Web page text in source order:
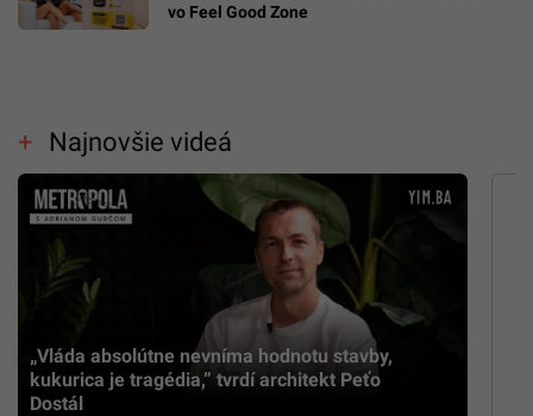
vo Feel Good Zone
Najnovšie videá
„Vláda absolútne nevníma hodnotu stavby,
kukurica je tragédia,” tvrdí architekt Peťo
Dostál